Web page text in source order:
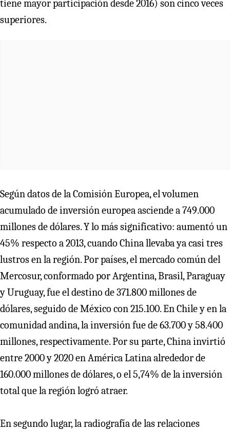
tiene mayor participación desde 2016) son cinco veces
superiores.
Según datos de la Comisión Europea, el volumen
acumulado de inversión europea asciende a 749.000
millones de dólares. Y lo más significativo: aumentó un
45% respecto a 2013, cuando China llevaba ya casi tres
lustros en la región. Por países, el mercado común del
Mercosur, conformado por Argentina, Brasil, Paraguay
y Uruguay, fue el destino de 371.800 millones de
dólares, seguido de México con 215.100. En Chile y en la
comunidad andina, la inversión fue de 63.700 y 58.400
millones, respectivamente. Por su parte, China invirtió
entre 2000 y 2020 en América Latina alrededor de
160.000 millones de dólares, o el 5,74% de la inversión
total que la región logró atraer.
En segundo lugar, la radiografía de las relaciones